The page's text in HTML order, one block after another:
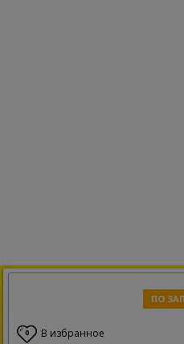
ПО
0 В избранное